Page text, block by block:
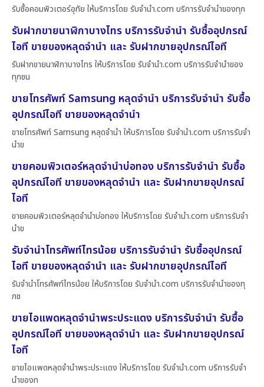
รับซื้อคอมพิวเตอร์อุทัย ให้บริการโดย รับจํานํา.com บริการรับจำนำของทุก
รับฝากขายนาฬิกาบางไทร บริการรับจำนำ รับซื้ออุปกรณ์
ไอที ขายของหลุดจำนำ และ รับฝากขายอุปกรณ์ไอที
รับฝากขายนาฬิกาบางไทร ให้บริการโดย รับจํานํา.com บริการรับจำนำของ
ทุกชน
ขายโทรศัพท์ Samsung หลุดจำนำ บริการรับจำนำ รับซื้อ
อุปกรณ์ไอที ขายของหลุดจำนำ
ขายโทรศัพท์ Samsung หลุดจำนำ ให้บริการโดย รับจํานํา.com บริการรับจำ
นำข
ขายคอมพิวเตอร์หลุดจำนำบ่อทอง บริการรับจำนำ รับซื้อ
อุปกรณ์ไอที ขายของหลุดจำนำ และ รับฝากขายอุปกรณ์
ไอที
ขายคอมพิวเตอร์หลุดจำนำบ่อทอง ให้บริการโดย รับจํานํา.com บริการรับจำ
นำข
รับจำนำโทรศัพท์ไทรน้อย บริการรับจำนำ รับซื้ออุปกรณ์
ไอที ขายของหลุดจำนำ และ รับฝากขายอุปกรณ์ไอที
รับจำนำโทรศัพท์ไทรน้อย ให้บริการโดย รับจํานํา.com บริการรับจำนำของทุ
กช
ขายไอแพดหลุดจำนำพระประแดง บริการรับจำนำ รับซื้อ
อุปกรณ์ไอที ขายของหลุดจำนำ และ รับฝากขายอุปกรณ์
ไอที
ขายไอแพดหลุดจำนำพระประแดง ให้บริการโดย รับจํานํา.com บริการรับจำ
นำของท